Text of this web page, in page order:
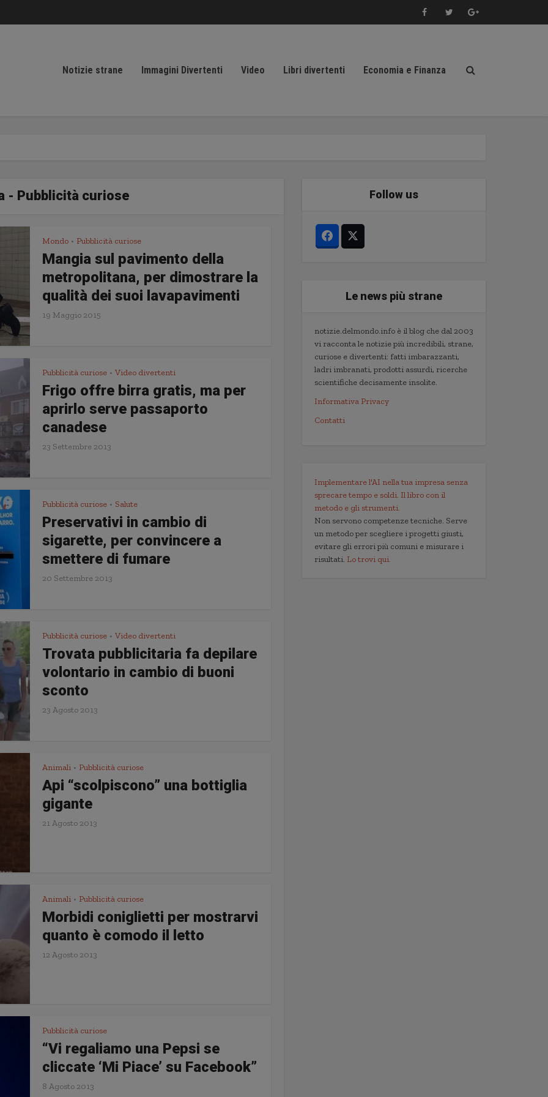
Notizie strane Immagini Divertenti Video Libri divertenti Economia e Finanza
- Pubblicità curiose
Mondo • Pubblicità curiose
Mangia sul pavimento della
metropolitana, per dimostrare la
qualità dei suoi lavapavimenti
19 Maggio 2015
Pubblicità curiose • Video divertenti
Frigo offre birra gratis, ma per
aprirlo serve passaporto
canadese
23 Settembre 2013
Pubblicità curiose • Salute
Preservativi in cambio di
sigarette, per convincere a
smettere di fumare
20 Settembre 2013
Pubblicità curiose • Video divertenti
Trovata pubblicitaria fa depilare
volontario in cambio di buoni
sconto
23 Agosto 2013
Animali • Pubblicità curiose
Api “scolpiscono” una bottiglia
gigante
21 Agosto 2013
Animali • Pubblicità curiose
Morbidi coniglietti per mostrarvi
quanto è comodo il letto
12 Agosto 2013
Pubblicità curiose
“Vi regaliamo una Pepsi se
cliccate ‘Mi Piace’ su Facebook”
8 Agosto 2013
Follow us
Le news più strane
notizie.delmondo.info è il blog che dal 2003
vi racconta le notizie più incredibili, strane,
curiose e divertenti: fatti imbarazzanti,
ladri imbranati, prodotti assurdi, ricerche
scientifiche decisamente insolite.
Informativa Privacy
Contatti
Implementare l'AI nella tua impresa senza
sprecare tempo e soldi. Il libro con il
metodo e gli strumenti.
Non servono competenze tecniche. Serve
un metodo per scegliere i progetti giusti,
evitare gli errori più comuni e misurare i
risultati. Lo trovi qui.